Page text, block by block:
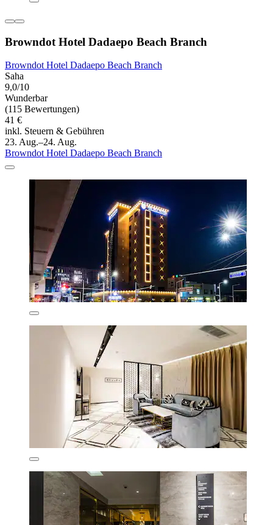
Browndot Hotel Dadaepo Beach Branch
Browndot Hotel Dadaepo Beach Branch
Saha
9,0/10
Wunderbar
(115 Bewertungen)
41 €
inkl. Steuern & Gebühren
23. Aug.–24. Aug.
Browndot Hotel Dadaepo Beach Branch